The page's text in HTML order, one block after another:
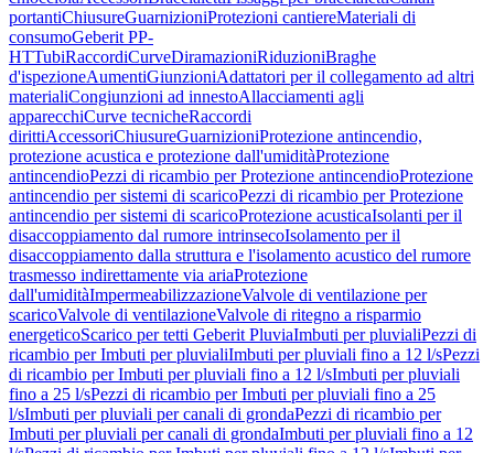
portantiChiusureGuarnizioniProtezioni cantiereMateriali di
consumoGeberit PP-
HTTubiRaccordiCurveDiramazioniRiduzioniBraghe
d'ispezioneAumentiGiunzioniAdattatori per il collegamento ad altri
materialiCongiunzioni ad innestoAllacciamenti agli
apparecchiCurve tecnicheRaccordi
dirittiAccessoriChiusureGuarnizioniProtezione antincendio,
protezione acustica e protezione dall'umiditàProtezione
antincendioPezzi di ricambio per Protezione antincendioProtezione
antincendio per sistemi di scaricoPezzi di ricambio per Protezione
antincendio per sistemi di scaricoProtezione acusticaIsolanti per il
disaccoppiamento dal rumore intrinsecoIsolamento per il
disaccoppiamento dalla struttura e l'isolamento acustico del rumore
trasmesso indirettamente via ariaProtezione
dall'umiditàImpermeabilizzazioneValvole di ventilazione per
scaricoValvole di ventilazioneValvole di ritegno a risparmio
energeticoScarico per tetti Geberit PluviaImbuti per pluvialiPezzi di
ricambio per Imbuti per pluvialiImbuti per pluviali fino a 12 l/sPezzi
di ricambio per Imbuti per pluviali fino a 12 l/sImbuti per pluviali
fino a 25 l/sPezzi di ricambio per Imbuti per pluviali fino a 25
l/sImbuti per pluviali per canali di grondaPezzi di ricambio per
Imbuti per pluviali per canali di grondaImbuti per pluviali fino a 12